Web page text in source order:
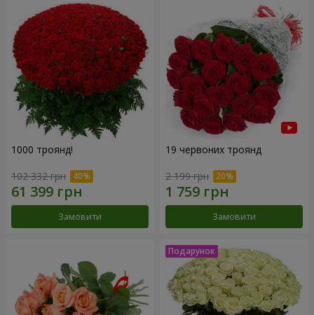
1000 троянд!
102 332 грн
Замовити
19 червоних троянд
2 199 грн
Замовити